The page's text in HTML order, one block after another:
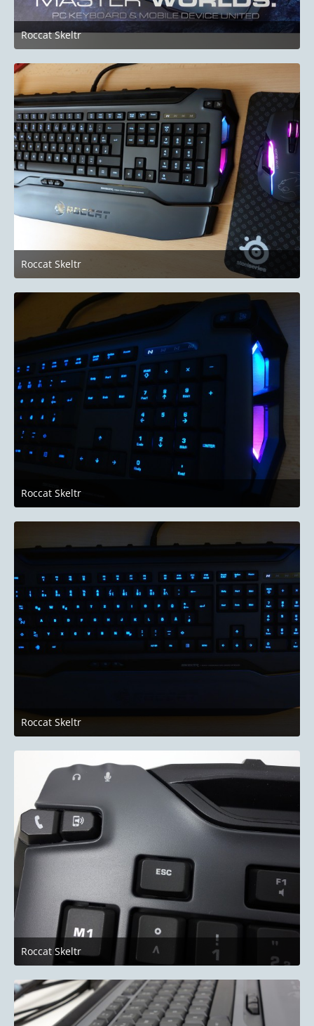
Roccat Skeltr
10. Januar 2019 um 22:51
Roccat Skeltr
10. Januar 2019 um 22:51
Roccat Skeltr
10. Januar 2019 um 22:51
Roccat Skeltr
10. Januar 2019 um 22:51
Roccat Skeltr
10. Januar 2019 um 22:51